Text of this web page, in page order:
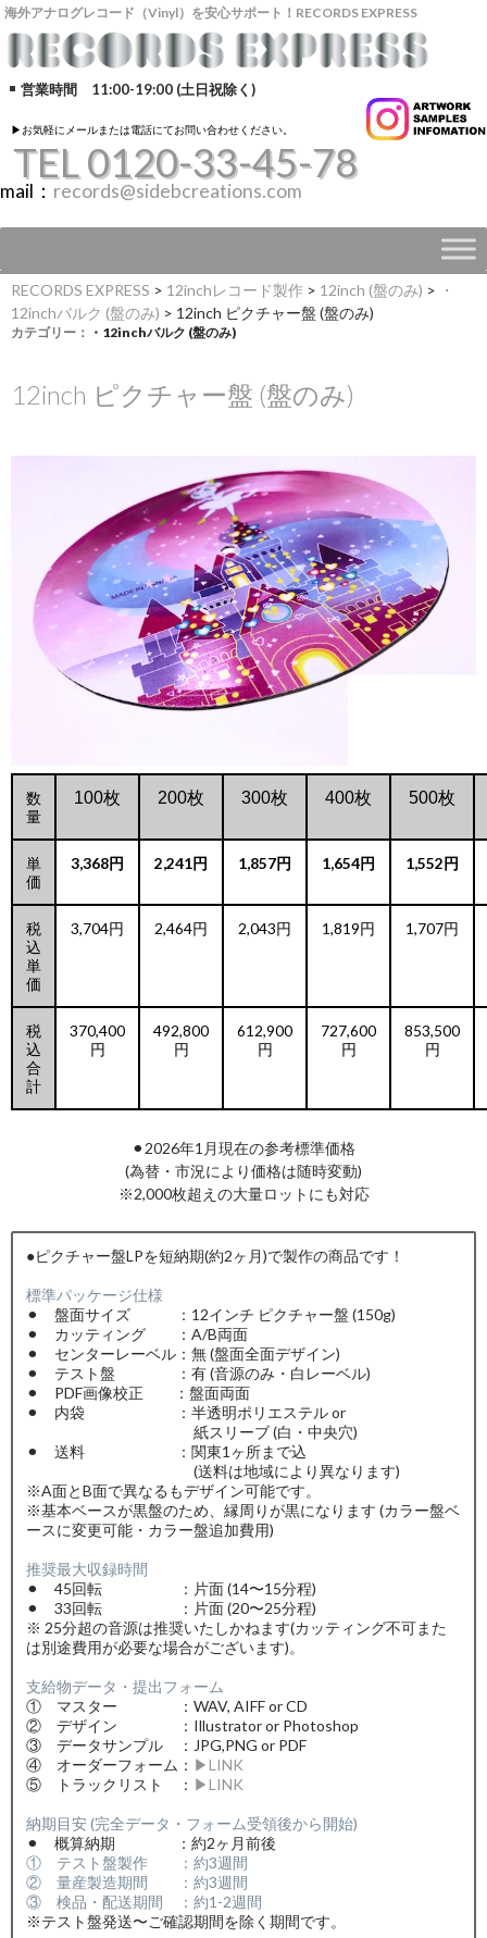
海外アナログレコード（Vinyl）を安心サポート！RECORDS EXPRESS
営業時間 11:00-19:00 (土日祝除く)
▶︎お気軽にメールまたは電話にてお問い合わせください。
TEL 0120-33-45-78
mail： records@sidebcreations.com
RECORDS EXPRESS > 12inchレコード製作 > 12inch (盤のみ) > ・
12inchバルク (盤のみ) > 12inch ピクチャー盤 (盤のみ)
カテゴリー： ・12inchバルク (盤のみ)
12inch ピクチャー盤 (盤のみ)
数
量
100枚 200枚 300枚 400枚 500枚
単
価
3,368円 2,241円 1,857円 1,654円 1,552円
税
込
単
価
3,704円 2,464円 2,043円 1,819円 1,707円
税
込
合
計
370,400
円
492,800
円
612,900
円
727,600
円
853,500
円
⚫︎2026年1月現在の参考標準価格
(為替・市況により価格は随時変動)
※2,000枚超えの大量ロットにも対応
●ピクチャー盤LPを短納期(約2ヶ月)で製作の商品です！
標準パッケージ仕様
⚫︎ 盤面サイズ ：12インチ ピクチャー盤 (150g)
⚫︎ カッティング ：A/B両面
⚫︎ センターレーベル：無 (盤面全面デザイン)
⚫︎ テスト盤 ：有 (音源のみ・白レーベル)
⚫︎ PDF画像校正 ：盤面両面
⚫︎ 内袋 ：半透明ポリエステル or
紙スリーブ (白・中央穴)
⚫︎ 送料 ：関東1ヶ所まで込
(送料は地域により異なります)
※A面とB面で異なるもデザイン可能です。
※基本ベースが黒盤のため、縁周りが黒になります (カラー盤ベ
ースに変更可能・カラー盤追加費用)
推奨最大収録時間
⚫︎ 45回転 ：片面 (14〜15分程)
⚫︎ 33回転 ：片面 (20〜25分程)
※ 25分超の音源は推奨いたしかねます(カッティング不可また
は別途費用が必要な場合がございます)。
支給物データ・提出フォーム
① マスター ：WAV, AIFF or CD
② デザイン ：Illustrator or Photoshop
③ データサンプル ：JPG,PNG or PDF
④ オーダーフォーム： ▶︎LINK
⑤ トラックリスト ： ▶︎LINK
納期目安 (完全データ・フォーム受領後から開始)
⚫︎ 概算納期 ：約2ヶ月前後
① テスト盤製作 ：約3週間
② 量産製造期間 ：約3週間
③ 検品・配送期間 ：約1-2週間
※テスト盤発送〜ご確認期間を除く期間です。